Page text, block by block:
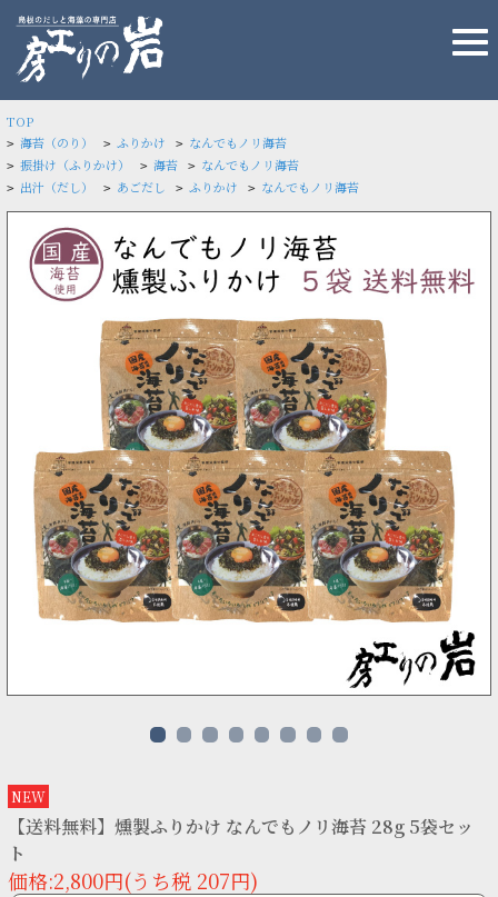
TOP
> 海苔（のり） > ふりかけ > なんでもノリ海苔
> 振掛け（ふりかけ） > 海苔 > なんでもノリ海苔
> 出汁（だし） > あごだし > ふりかけ > なんでもノリ海苔
NEW
【送料無料】燻製ふりかけ なんでもノリ海苔 28g 5袋セッ
ト
価格:2,800円(うち税 207円)